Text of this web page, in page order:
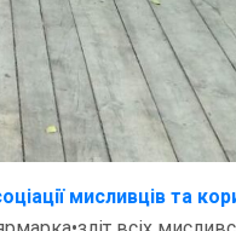
мисливців та